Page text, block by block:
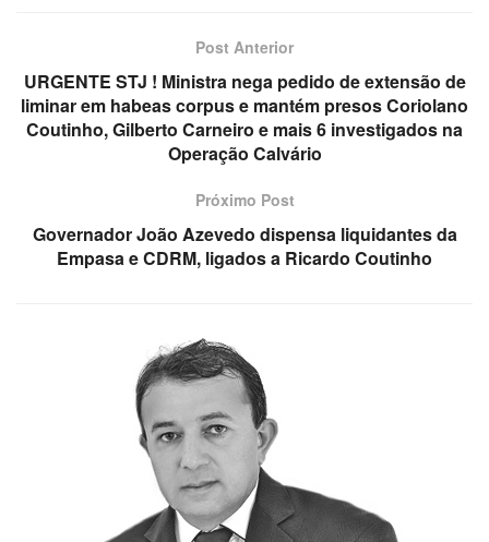
Post Anterior
URGENTE STJ ! Ministra nega pedido de extensão de
liminar em habeas corpus e mantém presos Coriolano
Coutinho, Gilberto Carneiro e mais 6 investigados na
Operação Calvário
Próximo Post
Governador João Azevedo dispensa liquidantes da
Empasa e CDRM, ligados a Ricardo Coutinho